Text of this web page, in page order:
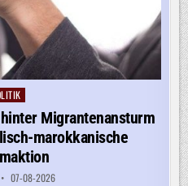
Migrantenansturm
marokkanische
07-08-2026